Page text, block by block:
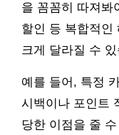
을 꼼꼼히 따져봐
할인 등 복합적인
크게 달라질 수
예를 들어, 특정
시백이나 포인트
당한 이점을 줄